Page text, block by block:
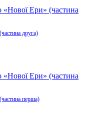
друга)
перша)